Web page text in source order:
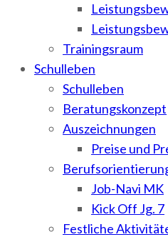
Trainingsraum
Schulleben
Schulleben
Beratungskonzept
Auszeichnungen
Preise und
Job-Navi MK
Kick Off Jg. 7
Festliche